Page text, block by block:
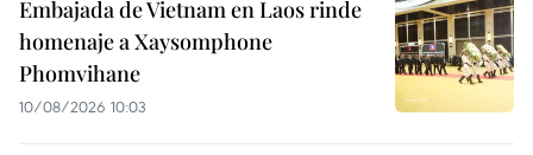
Embajada de Vietnam en Laos rinde
homenaje a Xaysomphone
Phomvihane
10/08/2026 10:03